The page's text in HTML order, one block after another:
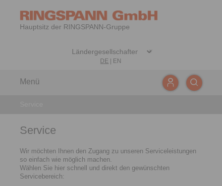
Hauptsitz der RINGSPANN-Gruppe
DE EN
Menü
Service
Wir möchten Ihnen den Zugang zu unseren Serviceleistungen
so einfach wie möglich machen.
Wählen Sie hier schnell und direkt den gewünschten
Servicebereich: